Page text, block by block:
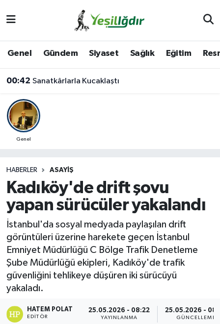
Genel Gündem Siyaset Sağlık Eğitim
00:42 Sanatkârlarla Kucaklaştı
Genel
HABERLER ASAYIŞ
Kadıköy'de drift şovu
yapan sürücüler yakalandı
İstanbul'da sosyal medyada paylaşılan drift
görüntüleri üzerine harekete geçen İstanbul
Emniyet Müdürlüğü C Bölge Trafik Denetleme
Şube Müdürlüğü ekipleri, Kadıköy'de trafik
güvenliğini tehlikeye düşüren iki sürücüyü
yakaladı.
HATEM POLAT
EDITÖR
25.05.2026 - 08:22
YAYINLANMA
25.05.2026 -
GÜNCELLEME
Iğdır Trafik Yoğunluk Haritası
Süper Lig Puan Durumu ve Fikstür
Son Dakika Haberleri
Haber Arşivi